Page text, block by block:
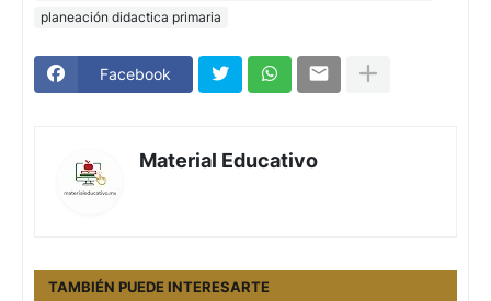
planeación didactica primaria
Facebook
Material Educativo
TAMBIÉN PUEDE INTERESARTE